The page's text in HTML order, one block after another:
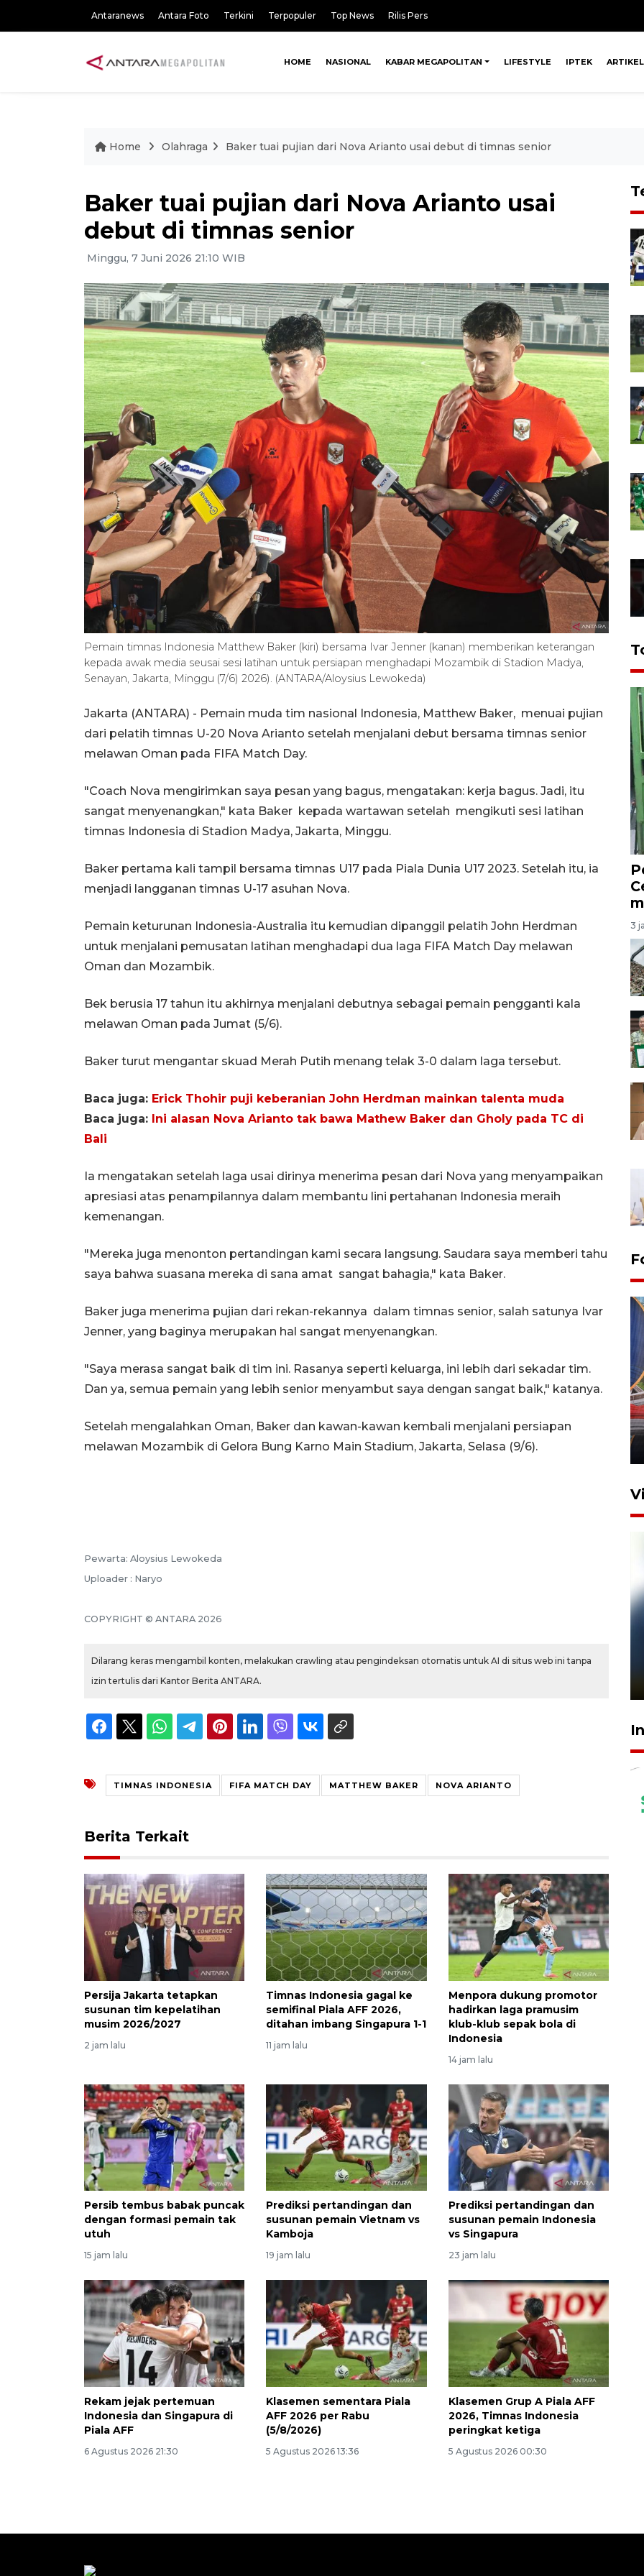
Antaranews Antara Foto Terkini Terpopuler Top News Rilis Pers
HOME NASIONAL KABAR MEGAPOLITAN LIFESTYLE IPTEK ARTIKEL
Home Olahraga Baker tuai pujian dari Nova Arianto usai debut di timnas senior
Baker tuai pujian dari Nova Arianto usai
debut di timnas senior
Minggu, 7 Juni 2026 21:10 WIB
Pemain timnas Indonesia Matthew Baker (kiri) bersama Ivar Jenner (kanan) memberikan keterangan
kepada awak media seusai sesi latihan untuk persiapan menghadapi Mozambik di Stadion Madya,
Senayan, Jakarta, Minggu (7/6) 2026). (ANTARA/Aloysius Lewokeda)
Jakarta (ANTARA) - Pemain muda tim nasional Indonesia, Matthew Baker, menuai pujian
dari pelatih timnas U-20 Nova Arianto setelah menjalani debut bersama timnas senior
melawan Oman pada FIFA Match Day.
"Coach Nova mengirimkan saya pesan yang bagus, mengatakan: kerja bagus. Jadi, itu
sangat menyenangkan," kata Baker kepada wartawan setelah mengikuti sesi latihan
timnas Indonesia di Stadion Madya, Jakarta, Minggu.
Baker pertama kali tampil bersama timnas U17 pada Piala Dunia U17 2023. Setelah itu, ia
menjadi langganan timnas U-17 asuhan Nova.
Pemain keturunan Indonesia-Australia itu kemudian dipanggil pelatih John Herdman
untuk menjalani pemusatan latihan menghadapi dua laga FIFA Match Day melawan
Oman dan Mozambik.
Bek berusia 17 tahun itu akhirnya menjalani debutnya sebagai pemain pengganti kala
melawan Oman pada Jumat (5/6).
Baker turut mengantar skuad Merah Putih menang telak 3-0 dalam laga tersebut.
Baca juga: Erick Thohir puji keberanian John Herdman mainkan talenta muda
Baca juga: Ini alasan Nova Arianto tak bawa Mathew Baker dan Gholy pada TC di
Bali
Ia mengatakan setelah laga usai dirinya menerima pesan dari Nova yang menyampaikan
apresiasi atas penampilannya dalam membantu lini pertahanan Indonesia meraih
kemenangan.
"Mereka juga menonton pertandingan kami secara langsung. Saudara saya memberi tahu
saya bahwa suasana mereka di sana amat sangat bahagia," kata Baker.
Baker juga menerima pujian dari rekan-rekannya dalam timnas senior, salah satunya Ivar
Jenner, yang baginya merupakan hal sangat menyenangkan.
"Saya merasa sangat baik di tim ini. Rasanya seperti keluarga, ini lebih dari sekadar tim.
Dan ya, semua pemain yang lebih senior menyambut saya dengan sangat baik," katanya.
Setelah mengalahkan Oman, Baker dan kawan-kawan kembali menjalani persiapan
melawan Mozambik di Gelora Bung Karno Main Stadium, Jakarta, Selasa (9/6).
Pewarta: Aloysius Lewokeda
Uploader : Naryo
COPYRIGHT © ANTARA 2026
Dilarang keras mengambil konten, melakukan crawling atau pengindeksan otomatis untuk AI di situs web ini tanpa
izin tertulis dari Kantor Berita ANTARA.
TIMNAS INDONESIA FIFA MATCH DAY MATTHEW BAKER NOVA ARIANTO
Berita Terkait
Persija Jakarta tetapkan
susunan tim kepelatihan
musim 2026/2027
2 jam lalu
Timnas Indonesia gagal ke
semifinal Piala AFF 2026,
ditahan imbang Singapura 1-1
11 jam lalu
Menpora dukung promotor
hadirkan laga pramusim
klub-klub sepak bola di
Indonesia
14 jam lalu
Persib tembus babak puncak
dengan formasi pemain tak
utuh
15 jam lalu
Prediksi pertandingan dan
susunan pemain Vietnam vs
Kamboja
19 jam lalu
Prediksi pertandingan dan
susunan pemain Indonesia
vs Singapura
23 jam lalu
Rekam jejak pertemuan
Indonesia dan Singapura di
Piala AFF
6 Agustus 2026 21:30
Klasemen sementara Piala
AFF 2026 per Rabu
(5/8/2026)
5 Agustus 2026 13:36
Klasemen Grup A Piala AFF
2026, Timnas Indonesia
peringkat ketiga
5 Agustus 2026 00:30
3
Komisi V DPR tinjau
Stasiun Bogor
12 Juni 2026 18:49
sampai 8 tahan?
Awas penipuan berbasis AI
2026-08-07 13:45:00